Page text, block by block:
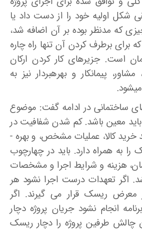
شکل اولیه خود را از دست داد یا
که مدنظر بوده بر آن اضافه شد،
برطرف کردن آن تنها راه چاره
است. جزیره­ای کار کردن ارکان
پیمانکار و بهره­بردار نیز به
ساختمانی در ادامه گفت: موضوع
معین باشد. کم شدن شفافیت در
مورد موضوعاتی مانند خرید کالا، عملیات مشخص، و بهره ­
به همراه دارد. باید در چهارچوب
هزینه و شرایط اجرا و مشخصات
اگر تعهدات درست اجرا نشود هر
معرض ریسک قرار می­ گیرند. اگر
انجام نشود جریان پروژه دچار
طرفین پروژه را دچار ریسک